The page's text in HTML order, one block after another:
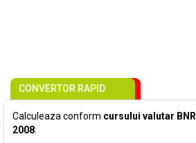
CONVERTOR RAPID
Calculeaza conform cursului valutar BNR
2008: